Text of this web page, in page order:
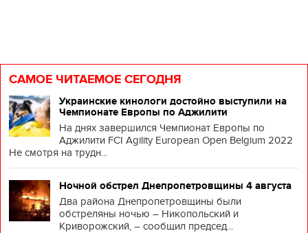
САМОЕ ЧИТАЕМОЕ СЕГОДНЯ
Украинские кинологи достойно выступили на
Чемпионате Европы по Аджилити
На днях завершился Чемпионат Европы по
Аджилити FCI Agility European Open Belgium 2022
Не смотря на трудн...
Ночной обстрел Днепропетровщины 4 августа
Два района Днепропетровщины были
обстреляны ночью – Никопольский и
Криворожский, – сообщил председ...